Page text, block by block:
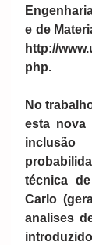
e de
http://
php.
No
esta nova
técnica
Carlo
analises